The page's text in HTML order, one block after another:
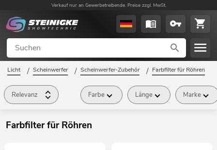
Verkauf nur an Gewerbetreibende. Preise zzgl. MwSt.
Licht / Scheinwerfer / Scheinwerfer-Zubehör / Farbfilter für Röhren
Relevanz Farbe Länge Marke
Farbfilter für Röhren